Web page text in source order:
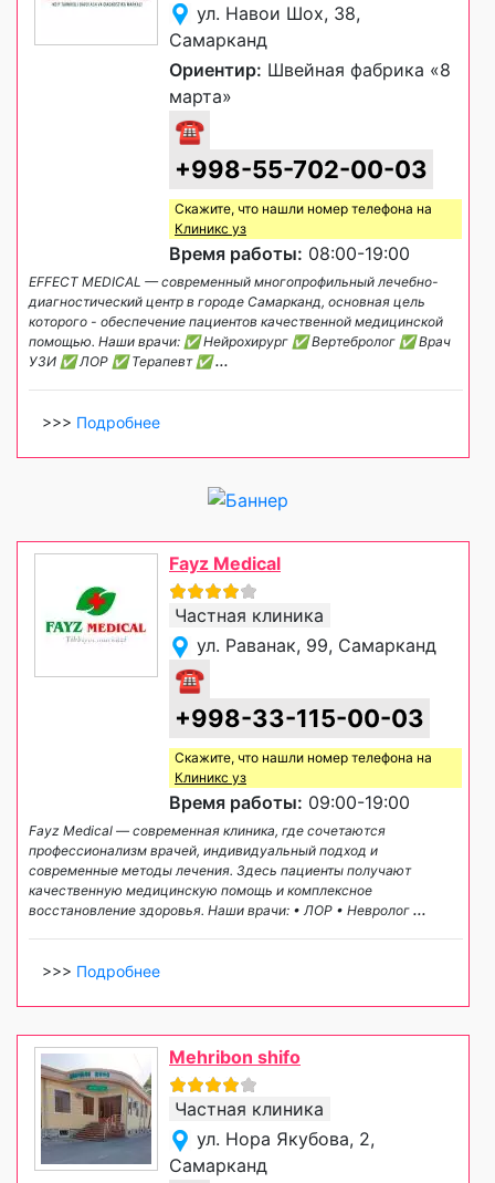
ул. Навои Шох, 38,
Самарканд
Ориентир: Швейная фабрика «8
марта»
☎
+998-55-702-00-03
Скажите, что нашли номер телефона на
Клиникс уз
Время работы: 08:00-19:00
EFFECT MEDICAL — современный многопрофильный лечебно-
диагностический центр в городе Самарканд, основная цель
которого - обеспечение пациентов качественной медицинской
помощью. Наши врачи: ✅ Нейрохирург ✅ Вертебролог ✅ Врач
УЗИ ✅ ЛОР ✅ Терапевт ✅...
>>> Подробнее
Fayz Medical
Частная клиника
ул. Раванак, 99, Самарканд
☎
+998-33-115-00-03
Скажите, что нашли номер телефона на
Клиникс уз
Время работы: 09:00-19:00
Fayz Medical — современная клиника, где сочетаются
профессионализм врачей, индивидуальный подход и
современные методы лечения. Здесь пациенты получают
качественную медицинскую помощь и комплексное
восстановление здоровья. Наши врачи: • ЛОР • Невролог ...
>>> Подробнее
Mehribon shifo
Частная клиника
ул. Нора Якубова, 2,
Самарканд